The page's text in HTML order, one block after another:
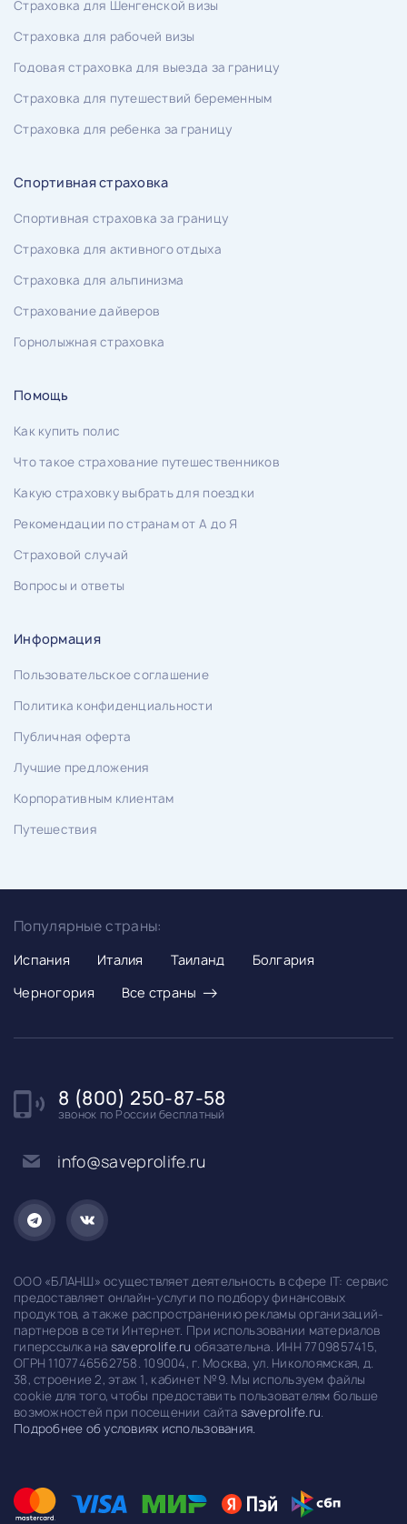
Страховка для Шенгенской визы
Страховка для рабочей визы
Годовая страховка для выезда за границу
Страховка для путешествий беременным
Страховка для ребенка за границу
Спортивная страховка
Спортивная страховка за границу
Страховка для активного отдыха
Страховка для альпинизма
Страхование дайверов
Горнолыжная страховка
Помощь
Как купить полис
Что такое страхование путешественников
Какую страховку выбрать для поездки
Рекомендации по странам от А до Я
Страховой случай
Вопросы и ответы
Информация
Пользовательское соглашение
Политика конфиденциальности
Публичная оферта
Лучшие предложения
Корпоративным клиентам
Путешествия
Популярные страны:
Испания Италия Таиланд
Болгария
Черногория
Все страны →
8 (800) 250-87-58
звонок по России бесплатный
info@saveprolife.ru
ООО «БЛАНШ» осуществляет деятельность в сфере IT: сервис
предоставляет онлайн-услуги по подбору финансовых
продуктов, а также распространению рекламы организаций-
партнеров в сети Интернет. При использовании материалов
гиперссылка на saveprolife.ru обязательна. ИНН 7709857415,
ОГРН 1107746562758. 109004, г. Москва, ул. Николоямская, д.
38, строение 2, этаж 1, кабинет №9. Мы используем файлы
cookie для того, чтобы предоставить пользователям больше
возможностей при посещении сайта saveprolife.ru.
Подробнее об условиях использования.